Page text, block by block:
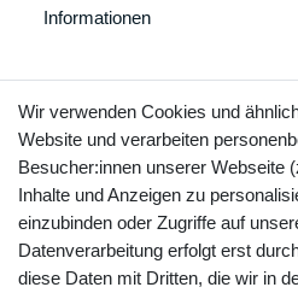
Informationen
YouTube
Wir verwenden Cookies und
Website und verarbeiten
Besucher:innen unserer Webseite
Inhalte und Anzeigen zu
einzubinden oder Zugriffe auf
Datenverarbeitung erfolgt erst
diese Daten mit Dritten, die wir in